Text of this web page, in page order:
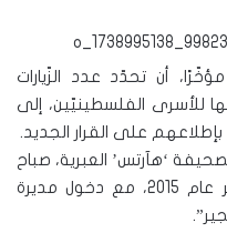
أن تحدّد عدد الزّيارات
للأسرى الفلسطينيّين، إلى
على القرار الجديد.
‘هآرتس’ العبرية، صباح
الخميس، أنّ القرار منتهج منذ أواخر عام 2015، مع دخول مديرة